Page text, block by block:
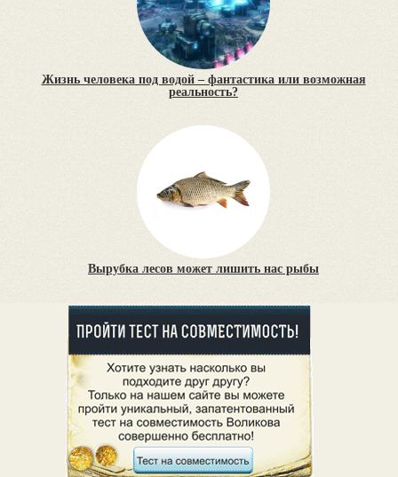
Жизнь человека под водой – фантастика или возможная
реальность?
Вырубка лесов может лишить нас рыбы